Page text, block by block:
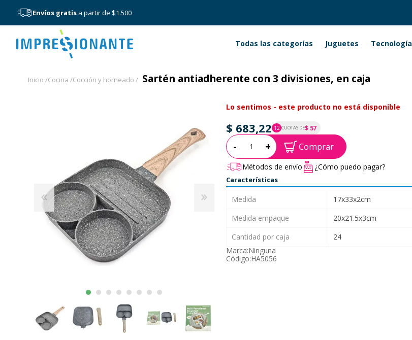
Envíos gratis a partir de $1.500
Menú Todas las categorías Juguetes Tecnología
Inicio /Cocina /Cocción y horneado / Sartén antiadherente con 3 divisiones, en caja
Lo sentimos - este producto no está disponible
$ 683,22 12 CUOTAS DE$ 57
P.T.F. $ 683
Cantidad:
- + Comprar
Métodos de envío ¿Cómo puedo pagar?
Características
Medida
17x33x2cm
Medida empaque
20x21.5x3cm
Cantidad por caja
24
Marca:Ninguna
Código:HA5056